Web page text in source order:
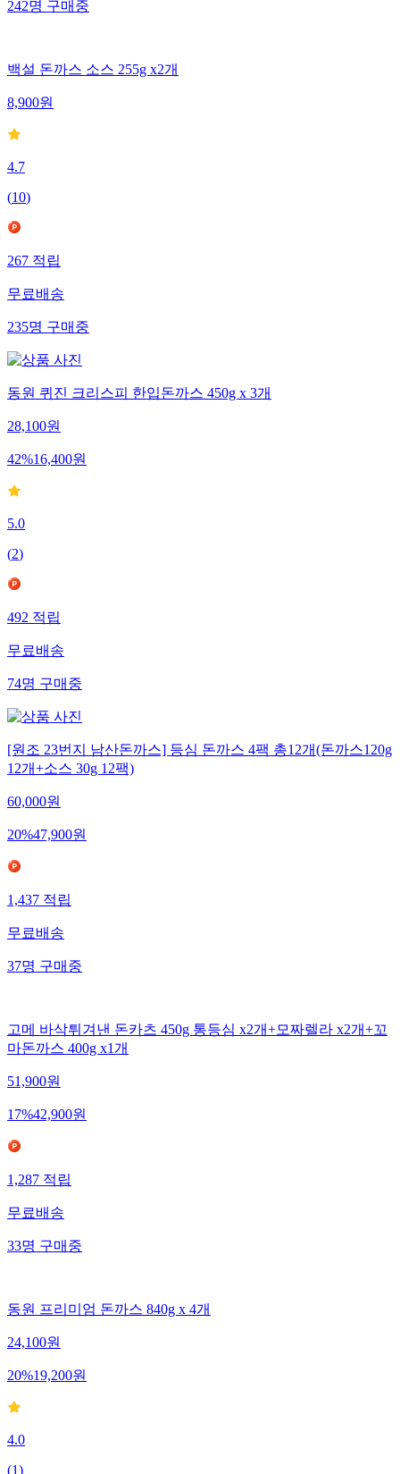
242명구매중
백설 돈까스 소스 255g x2개
8,900원
4.7
(10)
267적립
무료배송
235명구매중
동원 퀴진 크리스피 한입돈까스 450g x 3개
28,100원
42%16,400원
5.0
(2)
492적립
무료배송
74명구매중
[원조 23번지 남산돈까스] 등심 돈까스 4팩 총12개(돈까스120g
12개+소스 30g 12팩)
60,000원
20%47,900원
1,437적립
무료배송
37명구매중
고메 바삭튀겨낸 돈카츠 450g 통등심 x2개+모짜렐라 x2개+꼬
마돈까스 400g x1개
51,900원
17%42,900원
1,287적립
무료배송
33명구매중
동원 프리미엄 돈까스 840g x 4개
24,100원
20%19,200원
4.0